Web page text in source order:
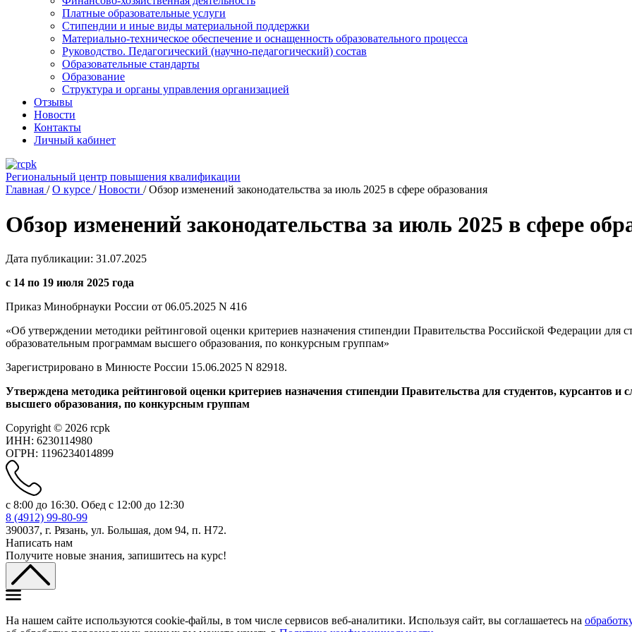
Платные образовательные услуги
Стипендии и иные виды материальной поддержки
Материально-техническое обеспечение и оснащенность образовательного процесса
Руководство. Педагогический (научно-педагогический) состав
Образовательные стандарты
Образование
Структура и органы управления организацией
Отзывы
Новости
Контакты
Личный кабинет
Региональный центр повышения квалификации
Главная / О курсе / Новости / Обзор изменений законодательства за июль 2025 в сфере образования
Обзор изменений законодательства за июль 2025 в сфере
Дата публикации: 31.07.2025
с 14 по 19 июля 2025 года
Приказ Минобрнауки России от 06.05.2025 N 416
«Об утверждении методики рейтинговой оценки критериев назначения стипендии Правительства Российской Федерации для
образовательным программам высшего образования, по конкурсным группам»
Зарегистрировано в Минюсте России 15.06.2025 N 82918.
Утверждена методика рейтинговой оценки критериев назначения стипендии Правительства для студентов, курсантов
высшего образования, по конкурсным группам
Copyright © 2026 rcpk
ИНН: 6230114980
ОГРН: 1196234014899
с 8:00 до 16:30. Обед с 12:00 до 12:30
8 (4912) 99-80-99
390037, г. Рязань, ул. Большая, дом 94, п. H72.
Написать нам
Получите новые знания, запишитесь на курс!
На нашем сайте используются cookie-файлы, в том числе сервисов веб-аналитики. Используя сайт, вы соглашаетесь на